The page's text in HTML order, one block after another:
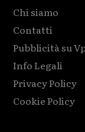
Chi siamo
Contatti
Pubblicità su
Info Legali
Privacy Policy
Cookie Policy